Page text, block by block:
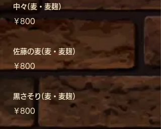
中々(麦・麦麹)
￥800
佐藤の麦(麦・麦麹)
￥800
黒さそり(麦・麦麹)
￥800